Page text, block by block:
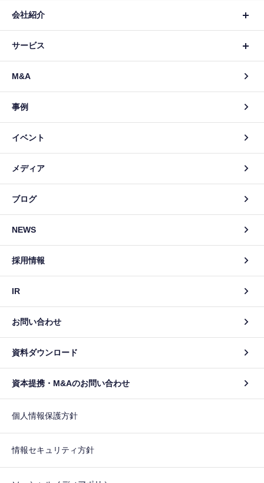
会社紹介
サービス
M&A
事例
イベント
メディア
ブログ
NEWS
採用情報
IR
お問い合わせ
資料ダウンロード
資本提携・M&Aのお問い合わせ
個人情報保護方針
情報セキュリティ方針